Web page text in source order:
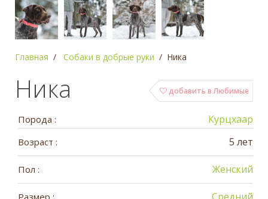
Главная Собаки в добрые руки Ника
добавить в Любимые
Ника
Порода : Курцхаар
Возраст : 5 лет
Пол : Женский